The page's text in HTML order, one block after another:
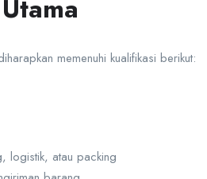
memenuhi kualifikasi berikut:
logistik, atau packing